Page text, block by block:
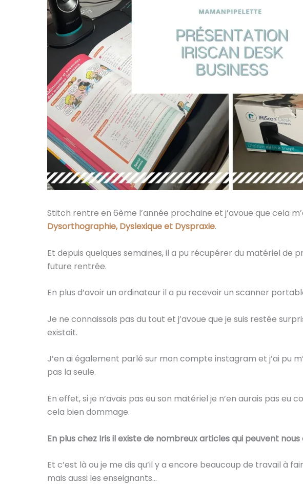
Stitch rentre en 6ème l’année prochaine et j’avoue que cela
Dysorthographie, Dyslexique et Dyspraxie.
Et depuis quelques semaines, il a pu récupérer du matériel de
future rentrée.
En plus d’avoir un ordinateur il a pu recevoir un scanner
Je ne connaissais pas du tout et j’avoue que je suis restée
existait.
J’en ai également parlé sur mon compte instagram et j’ai pu
pas la seule.
En effet, si je n’avais pas eu son matériel je n’en aurais pas eu
cela bien dommage.
En plus chez Iris il existe de nombreux articles qui peuvent
Et c’est là ou je me dis qu’il y a encore beaucoup de travail à
mais aussi les enseignants…